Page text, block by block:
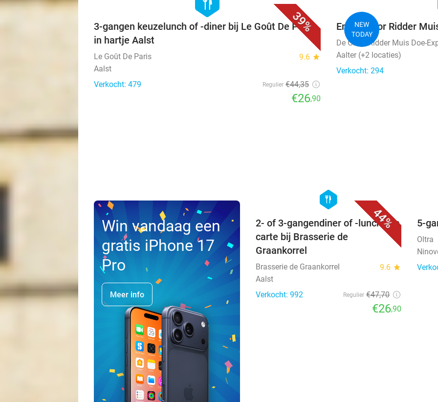
39%
food
3-gangen keuzelunch of -diner bij Le Goût De Paris
in hartje Aalst
Le Goût De Paris 9.6 star
Aalst
Verkocht: 479
Regulier €44,35
€26,90
NEW
TODAY
Entree voor Ridder
De Grote Ridder Muis Doe-
Aalter (+2 locaties)
Verkocht: 294
Win vandaag een
gratis iPhone 17
Pro
Meer info
44%
hexagon
food
2- of 3-gangendiner of -lunch à la
carte bij Brasserie de
Graankorrel
Brasserie de Graankorrel 9.6 star
Aalst
Verkocht: 992
Regulier €47,70
€26,90
5-
Oltra